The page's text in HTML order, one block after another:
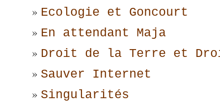
Ecologie et Goncourt
En attendant Maja
Droit de la Terre et
Sauver Internet
Singularités